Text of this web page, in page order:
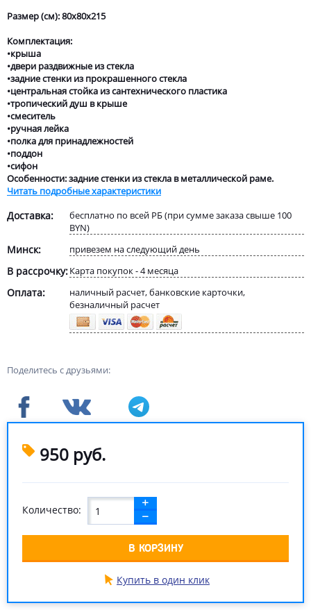
Размер (см): 80х80х215
Комплектация:
•крыша
•двери раздвижные из стекла
•задние стенки из прокрашенного стекла
•центральная стойка из сантехнического пластика
•тропический душ в крыше
•смеситель
•ручная лейка
•полка для принадлежностей
•поддон
•сифон
Особенности: задние стенки из стекла в металлической раме.
Читать подробные характеристики
Доставка:
бесплатно по всей РБ (при сумме заказа свыше 100
BYN)
Минск: привезем на следующий день
В рассрочку:Карта покупок - 4 месяца
Оплата:
наличный расчет, банковские карточки,
безналичный расчет
Поделитесь с друзьями:
950 руб.
Количество:
В КОРЗИНУ
Купить в один клик